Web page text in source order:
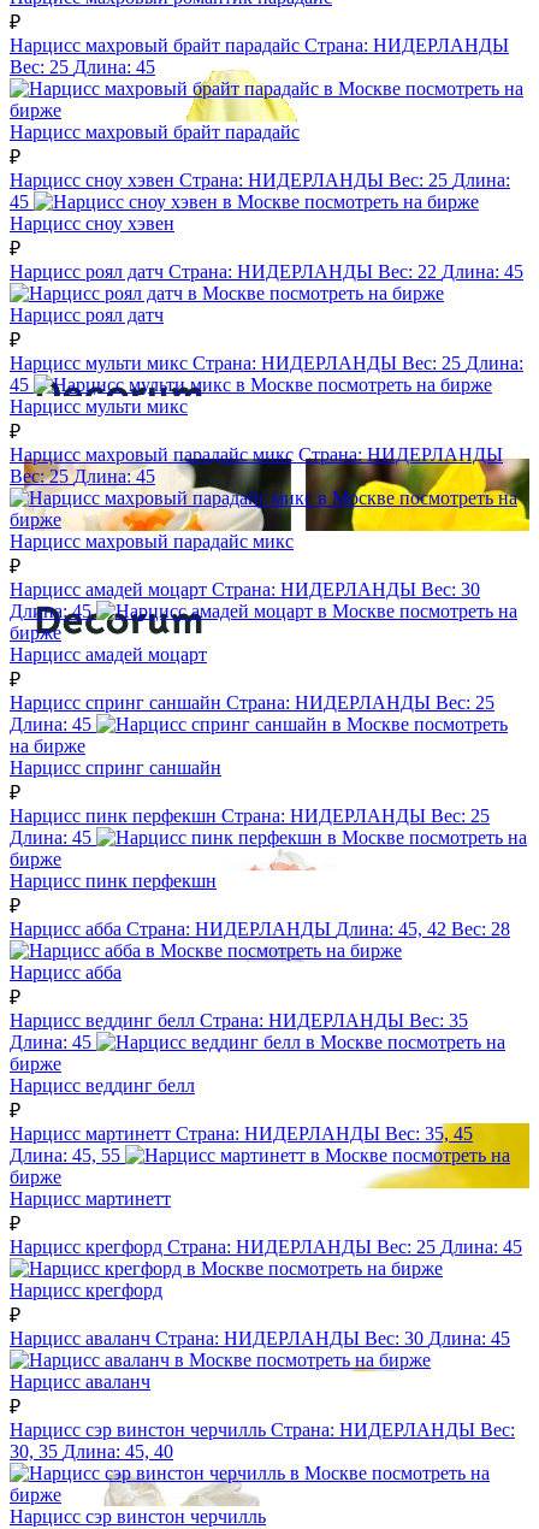
₽
Нарцисс махровый брайт парадайс Страна: НИДЕРЛАНДЫ
Вес: 25 Длина: 45
посмотреть на
бирже
Нарцисс махровый брайт парадайс
₽
Нарцисс сноу хэвен Страна: НИДЕРЛАНДЫ Вес: 25 Длина:
45
посмотреть на бирже
Нарцисс сноу хэвен
₽
Нарцисс роял датч Страна: НИДЕРЛАНДЫ Вес: 22 Длина: 45
посмотреть на бирже
Нарцисс роял датч
₽
Нарцисс мульти микс Страна: НИДЕРЛАНДЫ Вес: 25 Длина:
45
посмотреть на бирже
Нарцисс мульти микс
₽
Нарцисс махровый парадайс микс Страна:НИДЕРЛАНДЫ
Вес:25 Длина:45
посмотреть на
бирже
Нарцисс махровый парадайс микс
₽
Нарцисс амадей моцарт Страна: НИДЕРЛАНДЫ Вес: 30
Длина:45
посмотреть на
бирже
Нарцисс амадей моцарт
₽
Нарцисс спринг саншайн Страна: НИДЕРЛАНДЫ Вес: 25
Длина: 45
посмотреть
на бирже
Нарцисс спринг саншайн
₽
Нарцисс пинк перфекшн Страна: НИДЕРЛАНДЫ Вес: 25
Длина: 45
посмотреть на
бирже
Нарцисс пинк перфекшн
₽
Нарцисс абба Страна: НИДЕРЛАНДЫ Длина: 45, 42 Вес: 28
посмотреть на бирже
Нарцисс абба
₽
Нарцисс веддинг белл Страна: НИДЕРЛАНДЫ Вес: 35
Длина: 45
посмотреть на
бирже
Нарцисс веддинг белл
₽
Нарцисс мартинетт Страна: НИДЕРЛАНДЫ Вес: 35, 45
Длина: 45, 55
посмотреть на
бирже
Нарцисс мартинетт
₽
Нарцисс крегфорд Страна: НИДЕРЛАНДЫ Вес: 25 Длина: 45
посмотреть на бирже
Нарцисс крегфорд
₽
Нарцисс аваланч Страна: НИДЕРЛАНДЫ Вес: 30 Длина: 45
посмотреть на бирже
Нарцисс аваланч
₽
Нарцисс сэр винстон черчилль Страна: НИДЕРЛАНДЫ Вес:
30, 35 Длина: 45, 40
посмотреть на
бирже
Нарцисс сэр винстон черчилль